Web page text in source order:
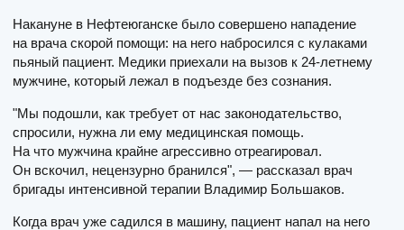
Накануне в Нефтеюганске было совершено нападение
на врача скорой помощи: на него набросился с кулаками
пьяный пациент. Медики приехали на вызов к 24-летнему
мужчине, который лежал в подъезде без сознания.
"Мы подошли, как требует от нас законодательство,
спросили, нужна ли ему медицинская помощь.
На что мужчина крайне агрессивно отреагировал.
Он вскочил, нецензурно бранился", — рассказал врач
бригады интенсивной терапии Владимир Большаков.
Когда врач уже садился в машину, пациент напал на него